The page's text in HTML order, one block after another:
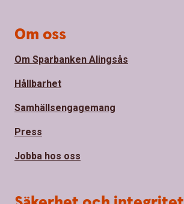
Om oss
Om Sparbanken Alingsås
Hållbarhet
Samhällsengagemang
Press
Jobba hos oss